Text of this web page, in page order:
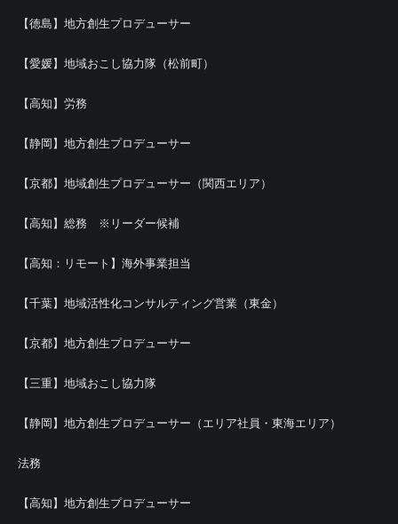
【徳島】地方創生プロデューサー
【愛媛】地域おこし協力隊（松前町）
【高知】労務
【静岡】地方創生プロデューサー
【京都】地域創生プロデューサー（関西エリア）
【高知】総務 ※リーダー候補
【高知：リモート】海外事業担当
【千葉】地域活性化コンサルティング営業（東金）
【京都】地方創生プロデューサー
【三重】地域おこし協力隊
【静岡】地方創生プロデューサー（エリア社員・東海エリア）
法務
【高知】地方創生プロデューサー